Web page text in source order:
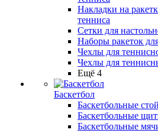
Накладки на
тенниса
Сетки для
Наборы ракеток
Чехлы для
Чехлы для
Ещё 4
Баскетбол
Баскетбольные
Баскетбольные
Баскетбольные